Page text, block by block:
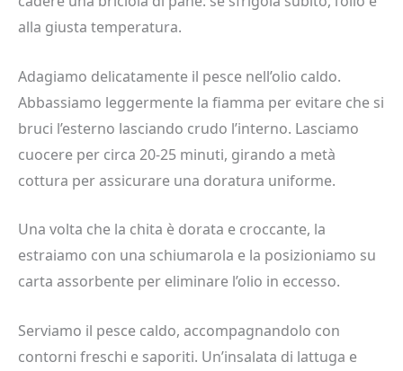
alla giusta temperatura.
Adagiamo delicatamente il pesce nell’olio caldo.
Abbassiamo leggermente la fiamma per evitare che si
bruci l’esterno lasciando crudo l’interno. Lasciamo
cuocere per circa 20-25 minuti, girando a metà
cottura per assicurare una doratura uniforme.
Una volta che la chita è dorata e croccante, la
estraiamo con una schiumarola e la posizioniamo su
carta assorbente per eliminare l’olio in eccesso.
Serviamo il pesce caldo, accompagnandolo con
contorni freschi e saporiti. Un’insalata di lattuga e